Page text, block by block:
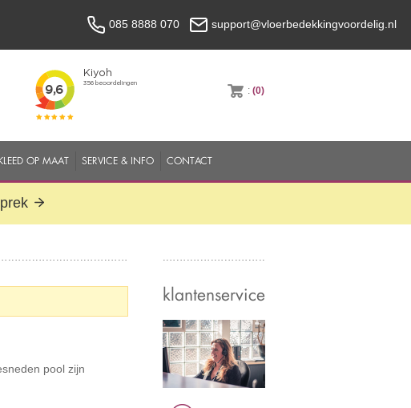
085 8888 070 support@vloerbedekkingvoordelig.nl
:(0)
OP MAAT SERVICE & INFO CONTACT
pool zijn
klantenservice